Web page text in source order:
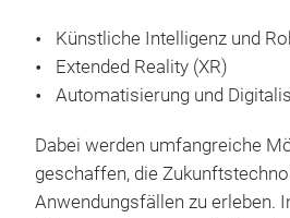
Künstliche Intelligenz und
Extended Reality (XR)
Automatisierung und
Dabei werden umfangreiche
geschaffen, die
Anwendungsfällen zu erleben.